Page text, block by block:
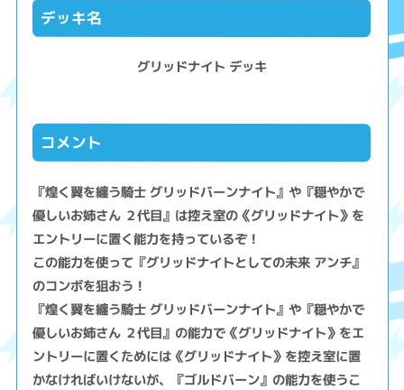
デッキ名
グリッドナイト デッキ
コメント
『煌く翼を纏う騎士 グリッドバーンナイト』や『穏やかで
優しいお姉さん ２代目』は控え室の《グリッドナイト》を
エントリーに置く能力を持っているぞ！
この能力を使って『グリッドナイトとしての未来 アンチ』
のコンボを狙おう！
『煌く翼を纏う騎士 グリッドバーンナイト』や『穏やかで
優しいお姉さん ２代目』の能力で《グリッドナイト》をエ
ントリーに置くためには《グリッドナイト》を控え室に置
かなければいけないが、『ゴルドバーン』の能力を使うこ